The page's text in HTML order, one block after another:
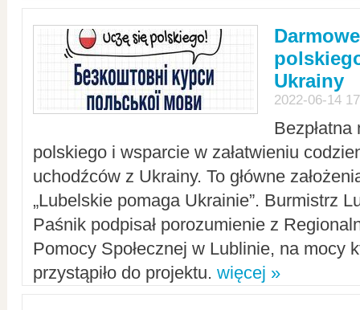
Ukrainy
2022-06-14
polskiego i wsparcie w załatwieniu
uchodźców z Ukrainy. To główne
„Lubelskie pomaga Ukrainie”. Burmistrz
Paśnik podpisał porozumienie z
Pomocy Społecznej w Lublinie, na mocy
przystąpiło do projektu. więcej »